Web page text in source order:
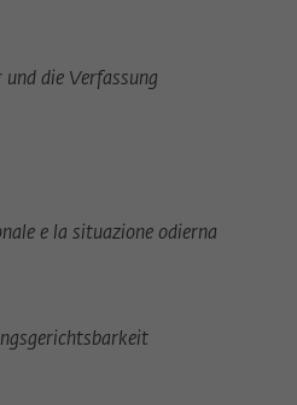
die Verfassung
e la situazione odierna